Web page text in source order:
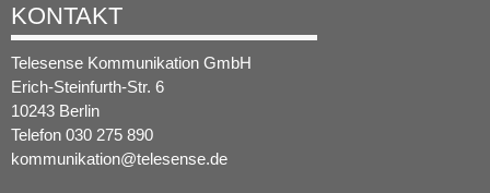
KONTAKT
Telesense Kommunikation GmbH
Erich-Steinfurth-Str. 6
10243 Berlin
Telefon 030 275 890
kommunikation@telesense.de